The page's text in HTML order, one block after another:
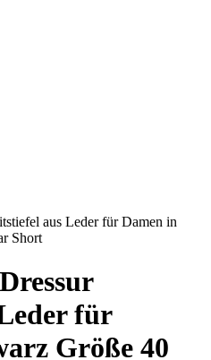
aus Leder für Damen in
Short
für
Größe 40